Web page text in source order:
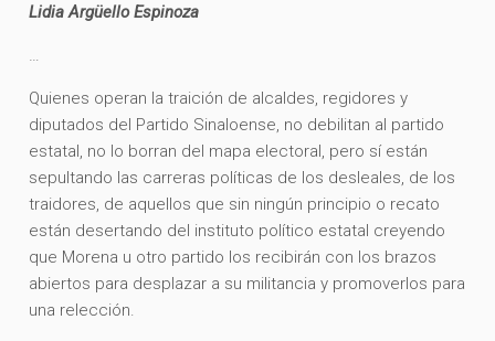
Lidia Argüello Espinoza
…
Quienes operan la traición de alcaldes, regidores y
diputados del Partido Sinaloense, no debilitan al partido
estatal, no lo borran del mapa electoral, pero sí están
sepultando las carreras políticas de los desleales, de los
traidores, de aquellos que sin ningún principio o recato
están desertando del instituto político estatal creyendo
que Morena u otro partido los recibirán con los brazos
abiertos para desplazar a su militancia y promoverlos para
una relección.